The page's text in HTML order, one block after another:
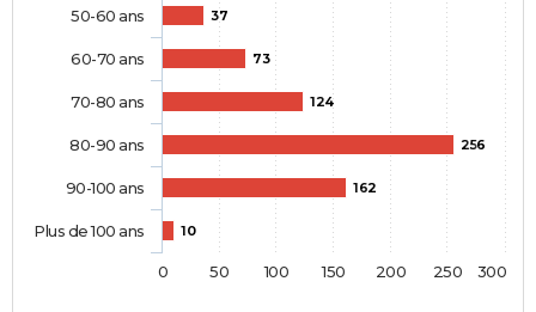
37
73
124
256
162
10
50-60 ans
60-70 ans
70-80 ans
80-90 ans
90-100 ans
Plus de 100 ans
0 50 100 150 200 250 300